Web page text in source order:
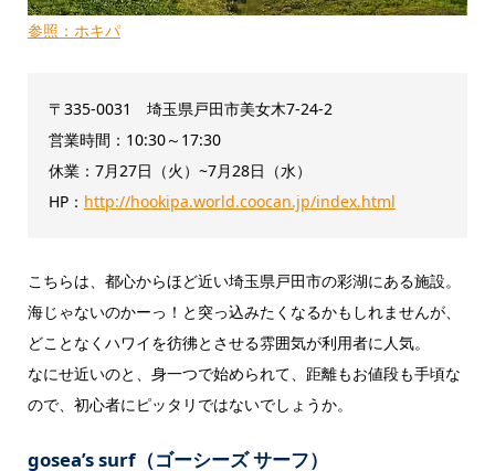
参照：ホキパ
〒335-0031 埼玉県戸田市美女木7-24-2
営業時間：10:30～17:30
休業：7月27日（火）~7月28日（水）
HP： http://hookipa.world.coocan.jp/index.html
こちらは、都心からほど近い埼玉県戸田市の彩湖にある施設。
海じゃないのかーっ！と突っ込みたくなるかもしれませんが、
どことなくハワイを彷彿とさせる雰囲気が利用者に人気。
なにせ近いのと、身一つで始められて、距離もお値段も手頃な
ので、初心者にピッタリではないでしょうか。
gosea’s surf（ゴーシーズ サーフ）